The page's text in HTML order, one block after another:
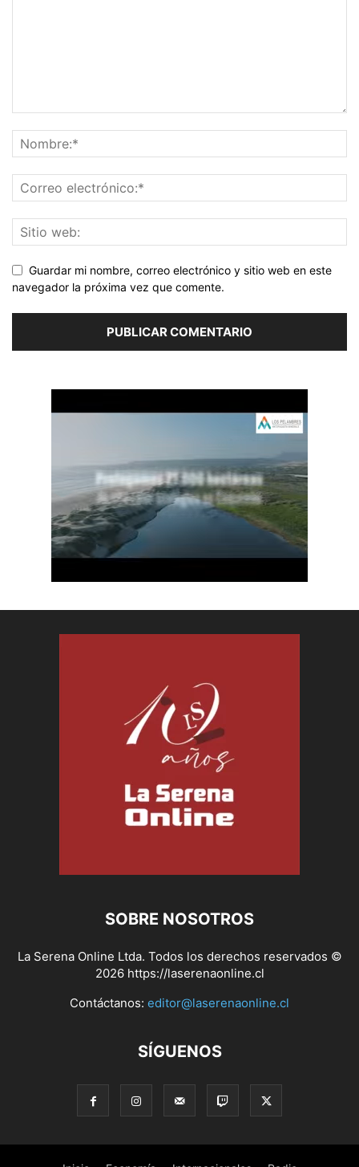
Guardar mi nombre, correo electrónico y sitio web en este
navegador la próxima vez que comente.
SOBRE NOSOTROS
La Serena Online Ltda. Todos los derechos reservados ©
2026 https://laserenaonline.cl
Contáctanos: editor@laserenaonline.cl
SÍGUENOS